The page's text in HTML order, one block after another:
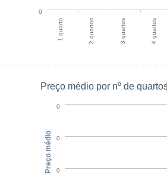
1 quarto 2 quartos 3 quartos 4 quartos
0
Preço médio por nº de quartos
0
0
0
Preço médio